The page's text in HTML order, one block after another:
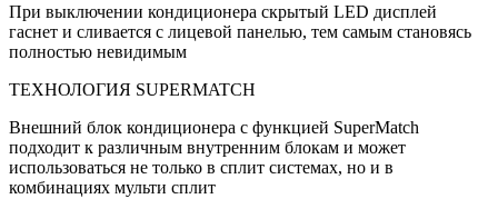
При выключении кондиционера скрытый LED дисплей
гаснет и сливается с лицевой панелью, тем самым становясь
полностью невидимым
ТЕХНОЛОГИЯ SUPERMATCH
Внешний блок кондиционера с функцией SuperMatch
подходит к различным внутренним блокам и может
использоваться не только в сплит системах, но и в
комбинациях мульти сплит